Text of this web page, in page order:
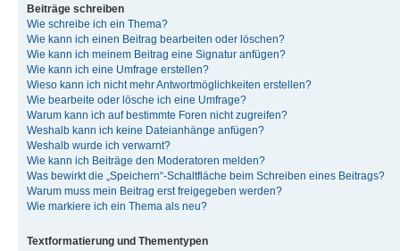
Beiträge schreiben
Wie schreibe ich ein Thema?
Wie kann ich einen Beitrag bearbeiten oder löschen?
Wie kann ich meinem Beitrag eine Signatur anfügen?
Wie kann ich eine Umfrage erstellen?
Wieso kann ich nicht mehr Antwortmöglichkeiten erstellen?
Wie bearbeite oder lösche ich eine Umfrage?
Warum kann ich auf bestimmte Foren nicht zugreifen?
Weshalb kann ich keine Dateianhänge anfügen?
Weshalb wurde ich verwarnt?
Wie kann ich Beiträge den Moderatoren melden?
Was bewirkt die „Speichern“-Schaltfläche beim Schreiben eines Beitrags?
Warum muss mein Beitrag erst freigegeben werden?
Wie markiere ich ein Thema als neu?
Textformatierung und Thementypen